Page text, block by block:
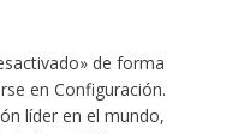
de forma
en Configuración.
líder en el mundo,